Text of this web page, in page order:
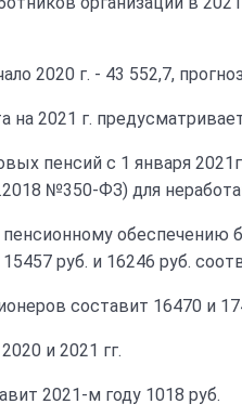
2020 г. - 43 552,7,
2021 г.
пенсий с 1 января
№350-ФЗ) для
обеспечению
руб. и 16246 руб.
составит 16470 и
и 2021 гг.
2021-м году 1018 руб.